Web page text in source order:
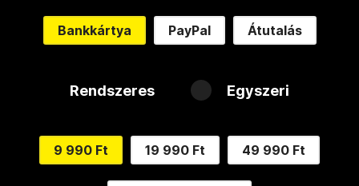
Bankkártya PayPal Átutalás
Rendszeres Egyszeri
9 990 Ft 19 990 Ft 49 990 Ft